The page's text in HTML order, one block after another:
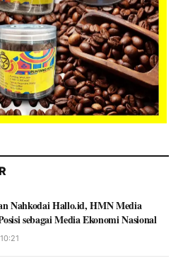
Nahkodai Hallo.id, HMN Media
sebagai Media Ekonomi Nasional